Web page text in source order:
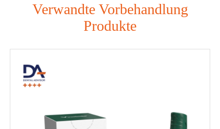
Verwandte Vorbehandlung
Produkte